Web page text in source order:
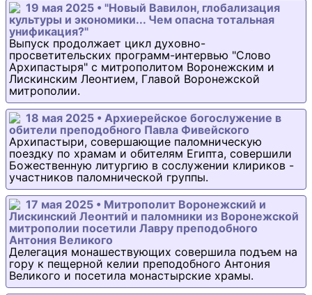
19 мая 2025 • "Новый Вавилон, глобализация
культуры и экономики... Чем опасна тотальная
унификация?"
Выпуск продолжает цикл духовно-
просветительских программ-интервью "Слово
Архипастыря" с митрополитом Воронежским и
Лискинским Леонтием, Главой Воронежской
митрополии.
18 мая 2025 • Архиерейское богослужение в
обители преподобного Павла Фивейского
Архипастыри, совершающие паломническую
поездку по храмам и обителям Египта, совершили
Божественную литургию в сослужении клириков -
участников паломнической группы.
17 мая 2025 • Митрополит Воронежский и
Лискинский Леонтий и паломники из Воронежской
митрополии посетили Лавру преподобного
Антония Великого
Делегация монашествующих совершила подъем на
гору к пещерной келии преподобного Антония
Великого и посетила монастырские храмы.